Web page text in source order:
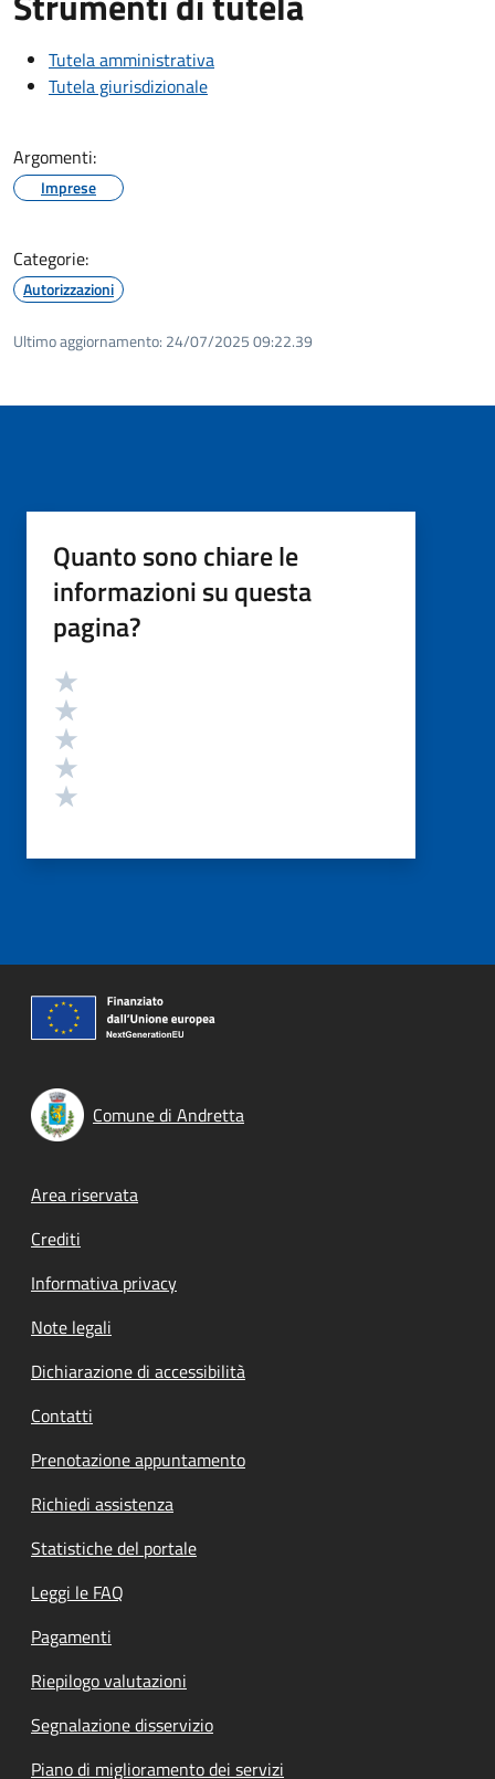
Tutela amministrativa
Tutela giurisdizionale
Argomenti:
Imprese
Categorie:
Autorizzazioni
Ultimo aggiornamento: 24/07/2025 09:22.39
Quanto sono chiare le
informazioni su questa
pagina?
Valutazione
Comune di Andretta
Footer menu
Area riservata
Crediti
Informativa privacy
Note legali
Dichiarazione di accessibilità
Contatti
Prenotazione appuntamento
Richiedi assistenza
Statistiche del portale
Leggi le FAQ
Pagamenti
Riepilogo valutazioni
Segnalazione disservizio
Piano di miglioramento dei servizi